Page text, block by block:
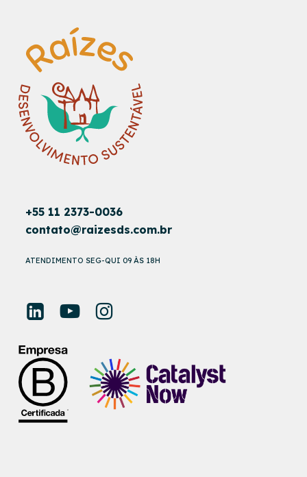
+55 11 2373-0036
contato@raizesds.com.br
ATENDIMENTO SEG-QUI 09 ÀS 18H